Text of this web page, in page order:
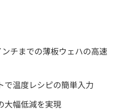
チまでの薄板ウェハの高速
で温度レシピの簡単入力
大幅低減を実現